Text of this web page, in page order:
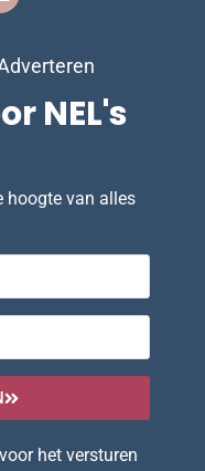
NEL's
hoogte van alles
het versturen